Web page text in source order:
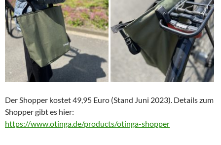
Der Shopper kostet 49,95 Euro (Stand Juni 2023). Details zum
Shopper gibt es hier:
https://www.otinga.de/products/otinga-shopper